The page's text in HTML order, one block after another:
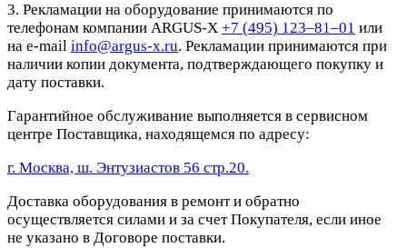
3. Рекламации на оборудование принимаются по
телефонам компании ARGUS-X +7 (495) 123–81–01 или
на e-mail info@argus-x.ru. Рекламации принимаются при
наличии копии документа, подтверждающего покупку и
дату поставки.
Гарантийное обслуживание выполняется в сервисном
центре Поставщика, находящемся по адресу:
г. Москва, ш. Энтузиастов 56 стр.20.
Доставка оборудования в ремонт и обратно
осуществляется силами и за счет Покупателя, если иное
не указано в Договоре поставки.